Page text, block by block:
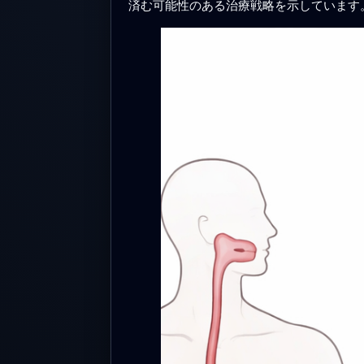
済む可能性のある治療戦略を示しています